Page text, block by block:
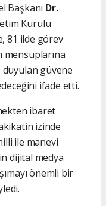
Başkanı Dr.
Kurulu
81 ilde görev
güvene
ifade etti.
ibaret
izinde
ile manevi
dijital medya
önemli bir